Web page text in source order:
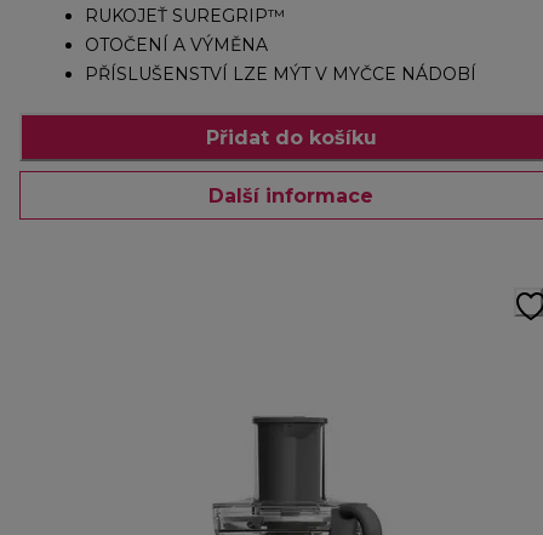
RUKOJEŤ SUREGRIP™
OTOČENÍ A VÝMĚNA
PŘÍSLUŠENSTVÍ LZE MÝT V MYČCE NÁDOBÍ
Přidat do košíku
Další informace